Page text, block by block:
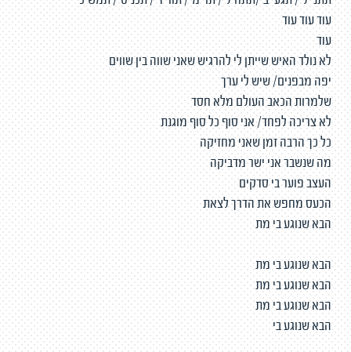
עוד עוד עוד
עוד
לא נולד האיש שייתן לי להרגיש שאני שווה בין שווים
יפה מבפנים/ שיש לי ערך
שלמרות הכאב העולם מלא חסד
לא צריכה לפחד/ אני סוף כל סוף מוגנת
כל כך הרבה זמן שאני מחזיקה
מה שנשבר אני ישר מדביקה
העצב פוער בי סדקים
הכעס מחפש את הדרך לצאת
הבא שנוגע בי מת
הבא שנוגע בי מת
הבא שנוגע בי מת
הבא שנוגע בי מת
הבא שנוגע בי